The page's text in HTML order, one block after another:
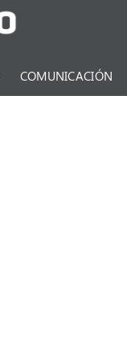
COMUNICACIÓN